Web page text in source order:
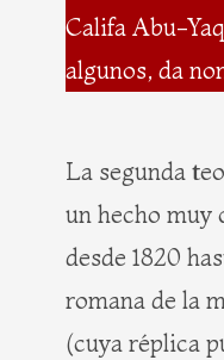
Califa Abu-
algunos, da
La segunda
un hecho muy
desde 1820
romana de la
(cuya réplica